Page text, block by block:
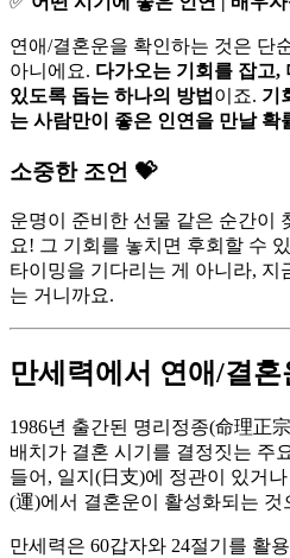
연애/결혼운을 확인하는 것은 단
아니에요. 다가오는 기회를 잡고,
있도록 돕는 하나의 방법 이죠. 기
는 사람만이 좋은 인연을 만날 확
소중한 조언 💝
운명이 준비한 선물 같은 순간이
요! 그 기회를 놓치면 후회할 수
타이밍을 기다리는 게 아니라, 지
는 거니까요.
만세력에서 연애/결혼
1986년 출간된 명리정종(命理正
배치가 결혼 시기를 결정짓는 주
들어, 일지(日支)에 정관이 있거
(運)에서 결혼운이 활성화되는 것
만세력은 60갑자와 24절기를 활